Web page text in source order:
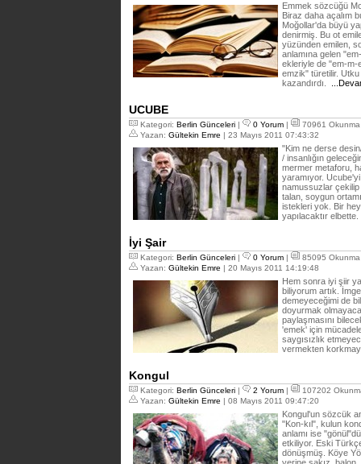
Emmek sözcüğü
Biraz daha açalım
Moğollar'da büyü
denirmiş. Bu ot
yüzünden emilen,
anlamına gelen
ekleriyle de "em-m-
emzik" türetilir.
kazandırdı.
UCUBE
Kategori: Berlin Günceleri | 0 Yorum |
70961 Okunma
Yazan: Gültekin Emre | 23 Mayıs 2011 07:43:32
"Kim ne derse
/ insanlığın
mermer metaforu,
yaramıyor.
namussuzlar çekilip
talan, soygun
istekleri yok. Bir
yapılacaktır elbette.
İyi Şair
Kategori: Berlin Günceleri | 0 Yorum |
85095 Okunma
Yazan: Gültekin Emre | 20 Mayıs 2011 14:19:48
Hem sonra iyi şiir
biliyorum artık.
demeyeceğimi de
doyurmak
paylaşmasını
'emek' için
saygısızlık
vermekten
Kongul
Kategori: Berlin Günceleri | 2 Yorum |
107202
Yazan: Gültekin Emre | 08 Mayıs 2011 09:47:20
Kongul'un sözcük
"Kon-kıl", kulun
anlamı ise
etkiliyor. Eski
dönüşmüş. Köye